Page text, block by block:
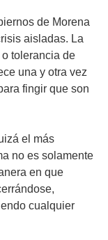
de Morena
aisladas. La
tolerancia de
una y otra vez
fingir que son
el más
no es solamente
en que
cualquier